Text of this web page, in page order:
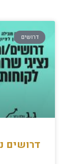
דרושים
דרושים